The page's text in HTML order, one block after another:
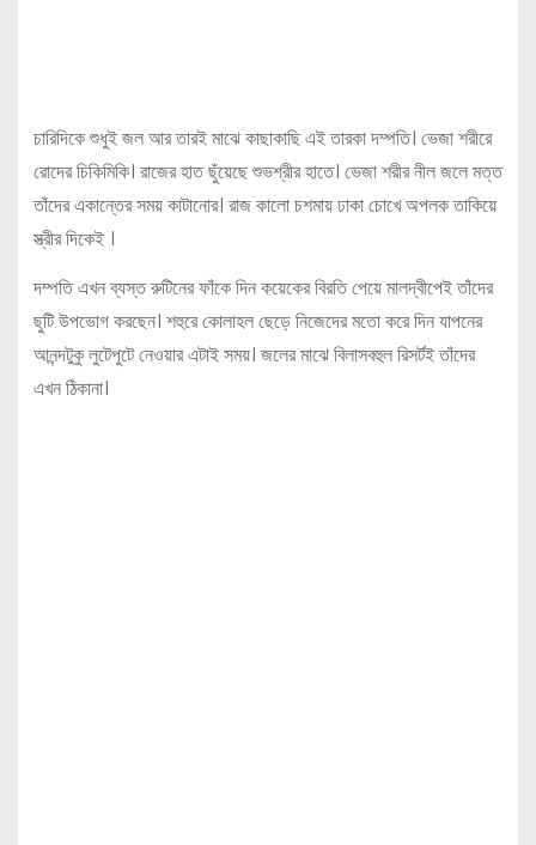
চারিদিকে শুধুই জল আর তারই মাঝে কাছাকাছি এই তারকা দম্পতি। ভেজা শরীরে
রোদের চিকিমিকি। রাজের হাত ছুঁয়েছে শুভশ্রীর হাতে। ভেজা শরীর নীল জলে মত্ত
তাঁদের একান্তের সময় কাটানোর। রাজ কালো চশমায় ঢাকা চোখে অপলক তাকিয়ে
স্ত্রীর দিকেই ।
দম্পতি এখন ব্যস্ত রুটিনের ফাঁকে দিন কয়েকের বিরতি পেয়ে মালদ্বীপেই তাঁদের
ছুটি উপভোগ করছেন। শহুরে কোলাহল ছেড়ে নিজেদের মতো করে দিন যাপনের
আনন্দটুকু লুটেপুটে নেওয়ার এটাই সময়। জলের মাঝে বিলাসবহুল রিসর্টই তাঁদের
এখন ঠিকানা।